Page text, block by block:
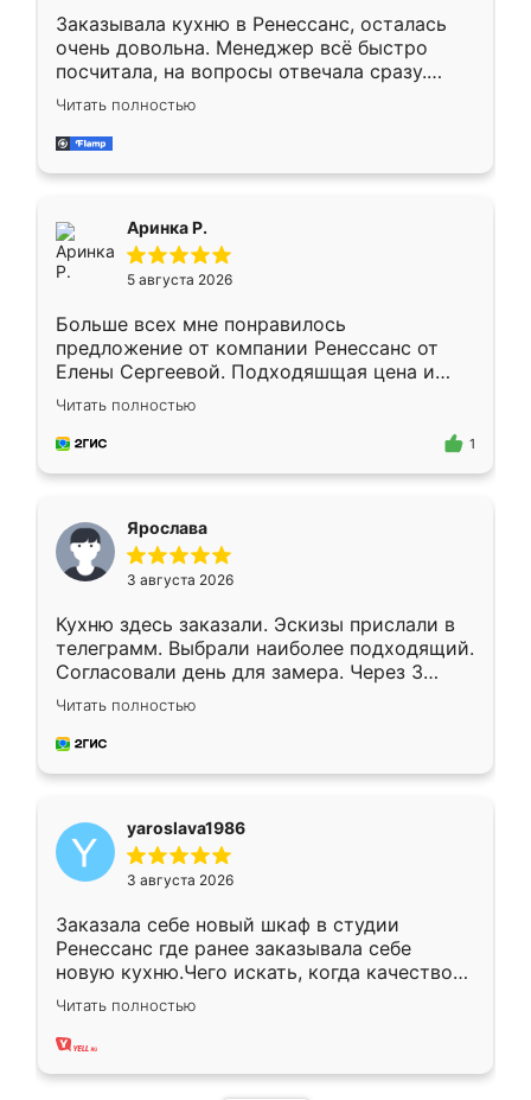
Заказывала кухню в Ренессанс, осталась
очень довольна. Менеджер всё быстро
посчитала, на вопросы отвечала сразу.
Замерщик приехал в субботу, подошёл к
делу со всей ответственностью. Собрали
за день, ребята работали аккуратно, даже
Читать полностью
Аринка Р.
5 августа 2026
Больше всех мне понравилось
предложение от компании Ренессанс от
Елены Сергеевой. Подходяшщая цена и
короткие сроки изготовления. Приехавший
для замера сотрудник Владислав
предложил по моему эскизу самый
Читать полностью
1
Ярослава
3 августа 2026
Кухню здесь заказали. Эскизы прислали в
телеграмм. Выбрали наиболее подходящий.
Согласовали день для замера. Через 3
недели кухня была уже готова. Остались
довольны работой. Спасибо Ренессанс
мебель за качественную работу!
Читать полностью
yaroslava1986
3 августа 2026
Заказала себе новый шкаф в студии
Ренессанс где ранее заказывала себе
новую кухню.Чего искать, когда качеством
вполне довольна. Служит кухня уже почти
два года, нареканий нет.
Читать полностью